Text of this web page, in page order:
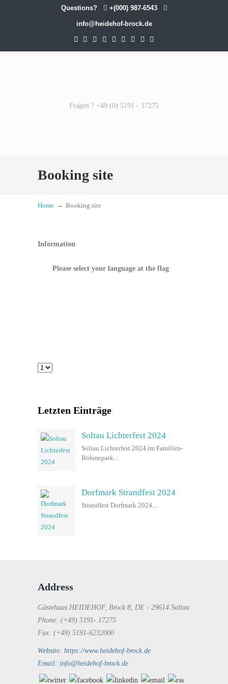
Questions? +(000) 987-6543
info@heidehof-brock.de
Fragen ? +49 (0) 5191 - 17275
Booking site
Home → Booking site
Information
Please select your language at the flag
Letzten Einträge
Soltau Lichterfest 2024
Soltau Lichterfest 2024 im Familien-
Böhmepark...
Dorfmark Strandfest 2024
Strandfest Dorfmark 2024...
Address
Gästehaus HEIDEHOF, Brock 8, DE - 29614 Soltau
Phone: (+49) 5191- 17275
Fax: (+49) 5191-6232000
Website: https://www.heidehof-brock.de
Email: info@heidehof-brock.de